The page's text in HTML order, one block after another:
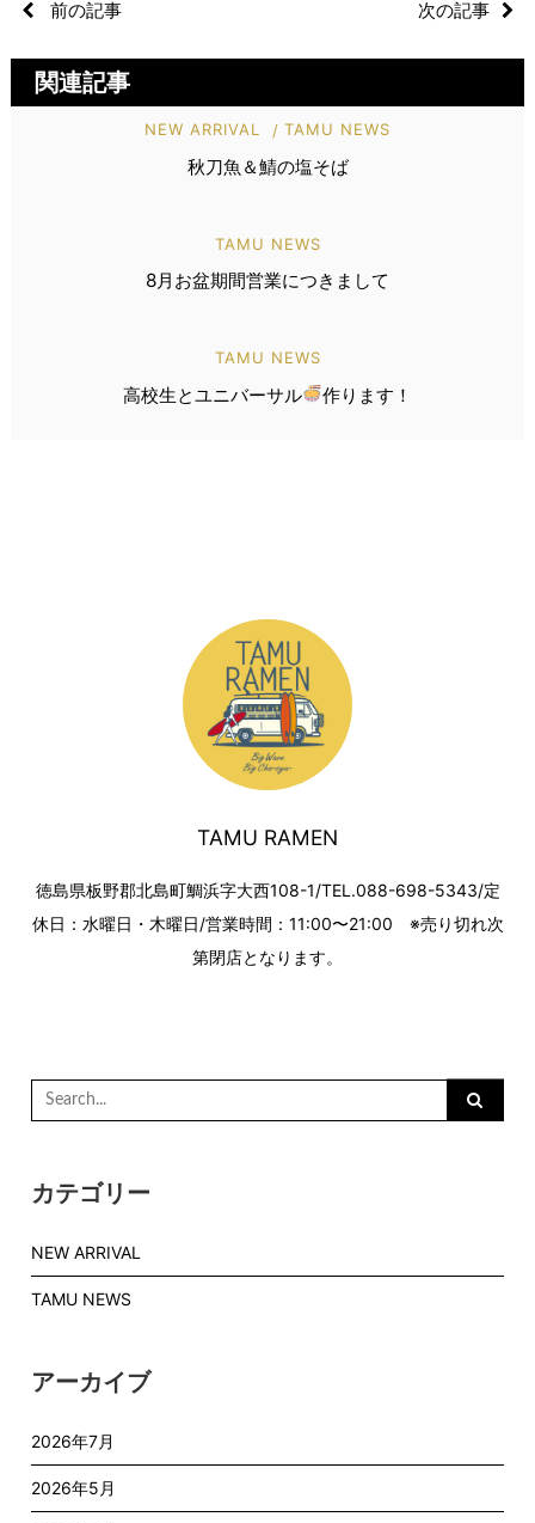
前の記事 次の記事
関連記事
NEW ARRIVAL TAMU NEWS
秋刀魚＆鯖の塩そば
TAMU NEWS
8月お盆期間営業につきまして
TAMU NEWS
高校生とユニバーサル 作ります！
TAMU RAMEN
徳島県板野郡北島町鯛浜字大西108-1/TEL.088-698-5343/定
休日：水曜日・木曜日/営業時間：11:00〜21:00 ※売り切れ次
第閉店となります。
Search
for:
カテゴリー
NEW ARRIVAL
TAMU NEWS
アーカイブ
2026年7月
2026年5月